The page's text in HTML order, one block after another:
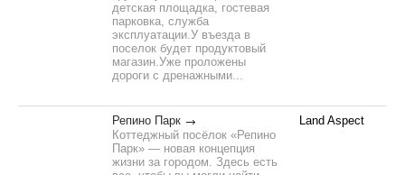
детская площадка, гостевая
парковка, служба
эксплуатации.У въезда в
поселок будет продуктовый
магазин.Уже проложены
дороги с дренажными...
Репино Парк
Коттеджный посёлок «Репино
Парк» — новая концепция
жизни за городом. Здесь есть
Land Aspect